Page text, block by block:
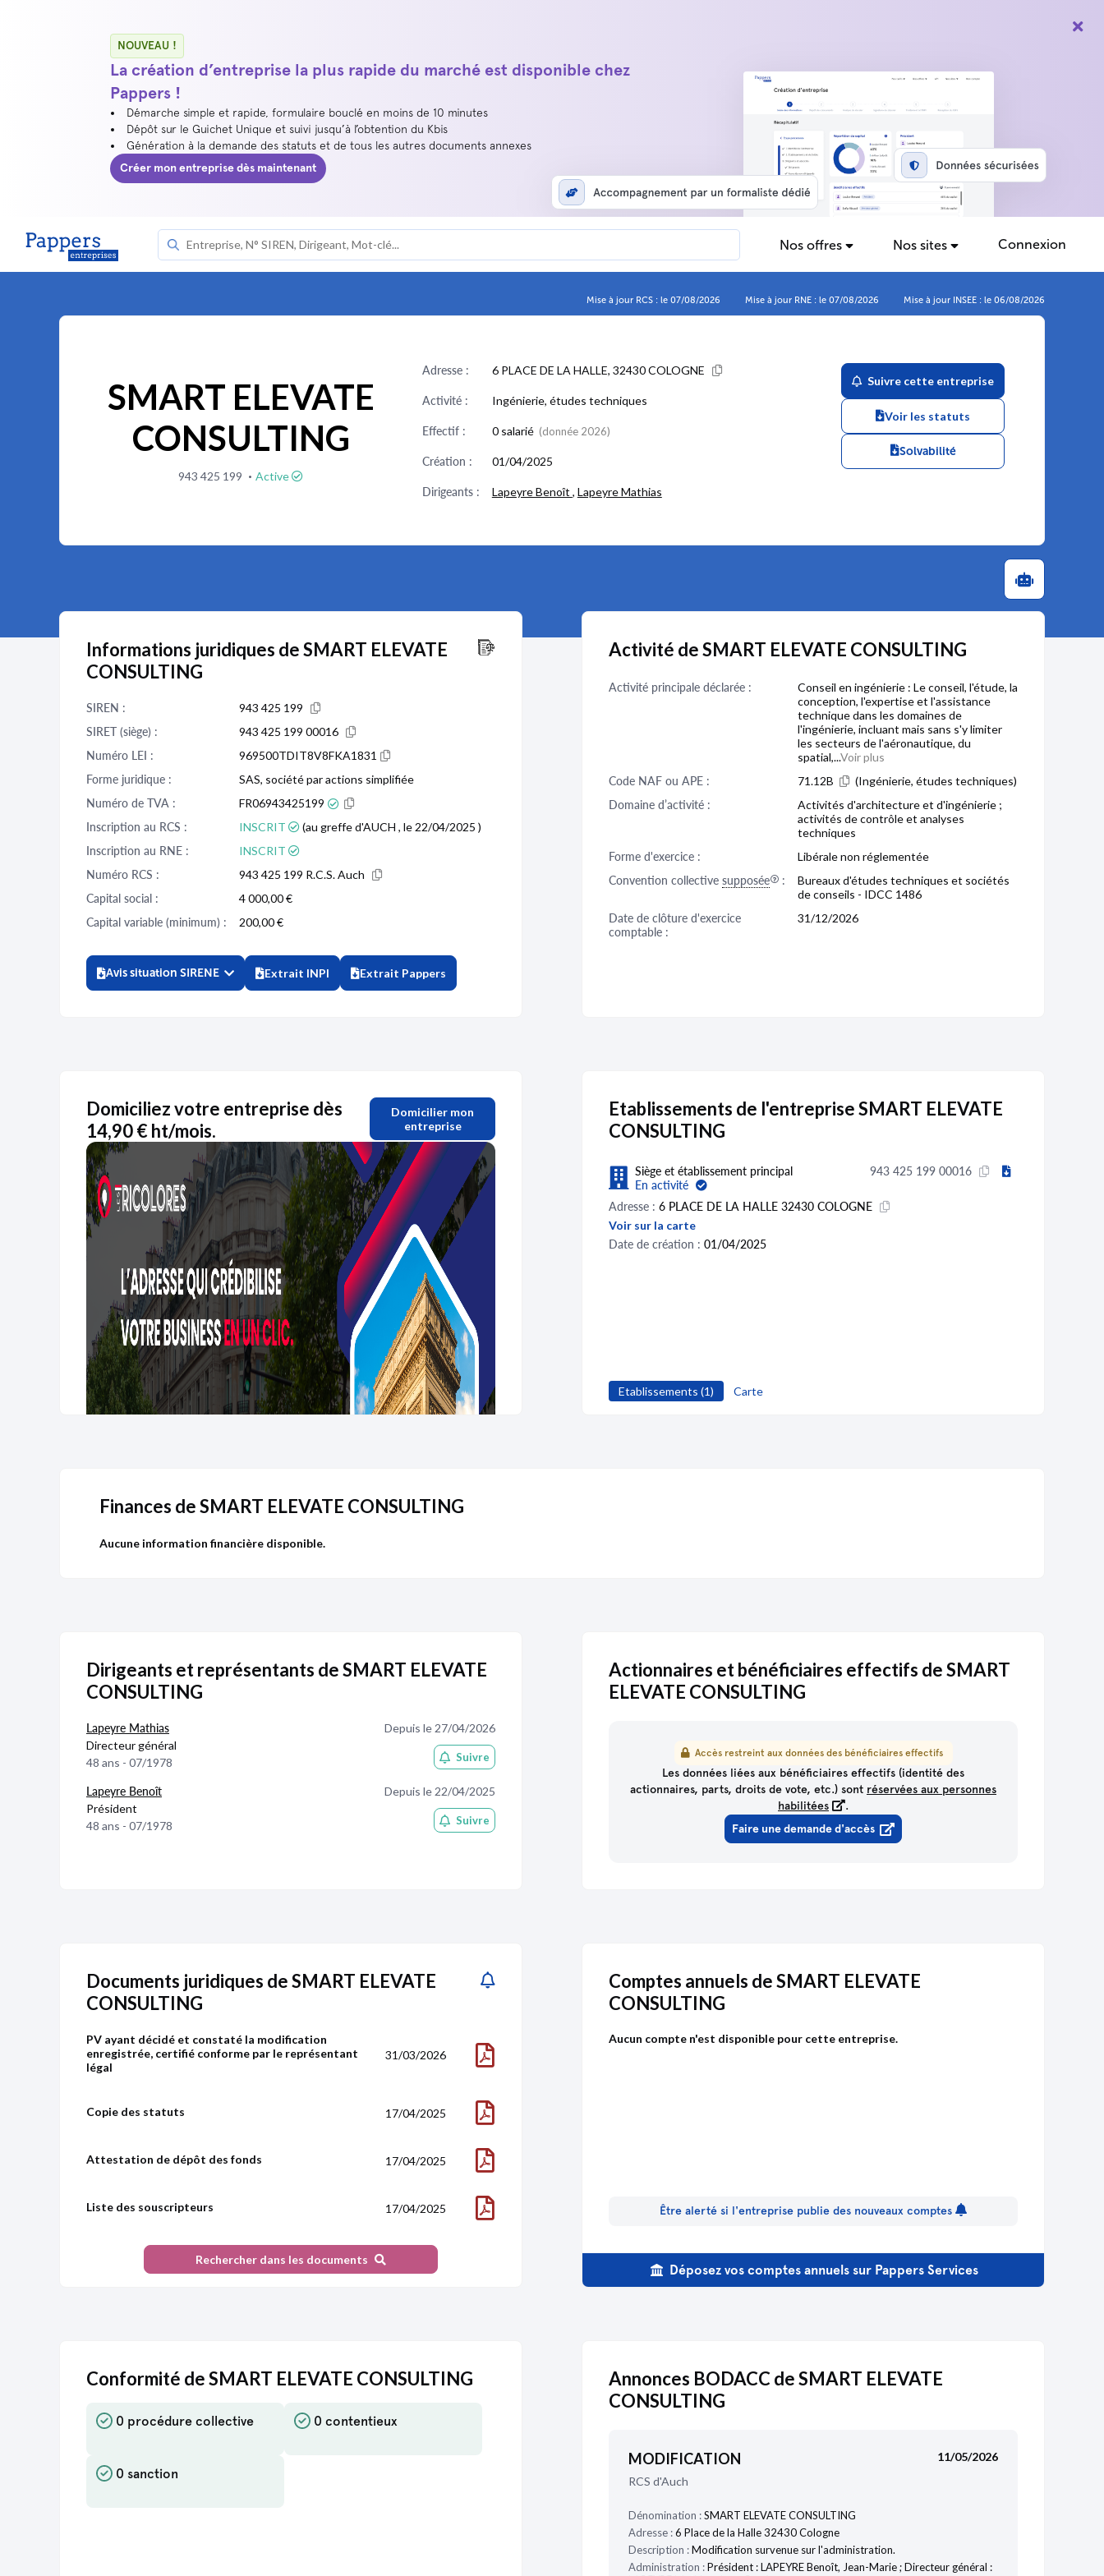
NOUVEAU !
La création d’entreprise la plus rapide du marché est disponible chez
Pappers !
Démarche simple et rapide, formulaire bouclé en moins de 10 minutes
Dépôt sur le Guichet Unique et suivi jusqu’à l’obtention du Kbis
Génération à la demande des statuts et de tous les autres documents annexes
Créer mon entreprise dès maintenant
Nos offres Nos sites Connexion
Mise à jour RCS : le 07/08/2026 Mise à jour RNE : le 07/08/2026 Mise à jour INSEE : le 06/08/2026
SMART ELEVATE
CONSULTING
943 425 199 · Active
Adresse : 6 PLACE DE LA HALLE, 32430 COLOGNE
Activité : Ingénierie, études techniques
Effectif : 0 salarié (donnée 2026)
Création : 01/04/2025
Dirigeants : Lapeyre Benoît , Lapeyre Mathias
Suivre cette entreprise
Voir les statuts
Solvabilité
Informations juridiques de SMART ELEVATE
CONSULTING
SIREN :
943 425 199
SIRET (siège) :
943 425 199 00016
Numéro LEI :
969500TDIT8V8FKA1831
Forme juridique :
SAS, société par actions simplifiée
Numéro de TVA :
FR06943425199
Inscription au RCS :
INSCRIT
(au greffe d'AUCH , le 22/04/2025 )
Inscription au RNE :
INSCRIT
Numéro RCS :
943 425 199 R.C.S. Auch
Capital social :
4 000,00 €
Capital variable (minimum) :
200,00 €
Avis situation SIRENE Extrait INPI Extrait Pappers
Activité de SMART ELEVATE CONSULTING
Activité principale déclarée :
Conseil en ingénierie : Le conseil, l'étude, la
conception, l'expertise et l'assistance
technique dans les domaines de
l'ingénierie, incluant mais sans s'y limiter
les secteurs de l'aéronautique, du
spatial,...Voir plus
Code NAF ou APE :
71.12B
(Ingénierie, études techniques)
Domaine d’activité :
Activités d'architecture et d'ingénierie ;
activités de contrôle et analyses
techniques
Forme d'exercice :
Libérale non réglementée
Convention collective supposée :
Bureaux d'études techniques et sociétés
de conseils - IDCC 1486
Date de clôture d'exercice
comptable :
31/12/2026
Domiciliez votre entreprise dès
14,90 € ht/mois.
Domicilier mon
entreprise
Publicité de Pappers
Etablissements de l'entreprise SMART ELEVATE
CONSULTING
Siège et établissement principal
En activité
943 425 199 00016
Adresse : 6 PLACE DE LA HALLE 32430 COLOGNE
Voir sur la carte
Date de création : 01/04/2025
Etablissements (1) Carte
Finances de SMART ELEVATE CONSULTING
Aucune information financière disponible.
Dirigeants et représentants de SMART ELEVATE
CONSULTING
Lapeyre Mathias
Directeur général
48 ans - 07/1978
Depuis le 27/04/2026
Suivre
Lapeyre Benoît
Président
48 ans - 07/1978
Depuis le 22/04/2025
Suivre
Actionnaires et bénéficiaires effectifs de SMART
ELEVATE CONSULTING
Accès restreint aux données des bénéficiaires effectifs
Les données liées aux bénéficiaires effectifs (identité des
actionnaires, parts, droits de vote, etc.) sont réservées aux personnes
habilitées
.
Faire une demande d'accès
Documents juridiques de SMART ELEVATE
CONSULTING
PV ayant décidé et constaté la modification
enregistrée, certifié conforme par le représentant
légal
31/03/2026
Copie des statuts 17/04/2025
Attestation de dépôt des fonds 17/04/2025
Liste des souscripteurs 17/04/2025
Rechercher dans les documents
Comptes annuels de SMART ELEVATE
CONSULTING
Aucun compte n'est disponible pour cette entreprise.
Être alerté si l'entreprise publie des nouveaux comptes
Déposez vos comptes annuels sur Pappers Services
Conformité de SMART ELEVATE CONSULTING
0 procédure collective 0 contentieux
0 sanction
Annonces BODACC de SMART ELEVATE
CONSULTING
MODIFICATION
11/05/2026
RCS d'Auch
Dénomination :SMART ELEVATE CONSULTING
Adresse :6 Place de la Halle 32430 Cologne
Description :Modification survenue sur l'administration.
Administration :Président : LAPEYRE Benoît, Jean-Marie ; Directeur général :